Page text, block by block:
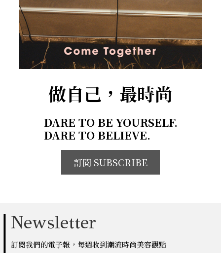
做自己，最時尚
DARE TO BE YOURSELF.
DARE TO BELIEVE.
訂閱 SUBSCRIBE
Newsletter
訂閱我們的電子報，每週收到潮流時尚美容觀點